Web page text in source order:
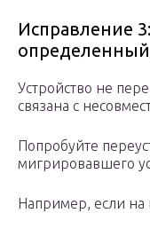
Исправление
определенный
Устройство не
связана с
Попробуйте
мигрировавшего
Например, если на